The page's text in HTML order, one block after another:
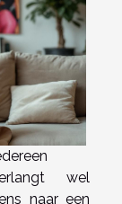
wel
naar een